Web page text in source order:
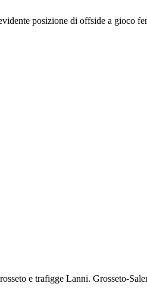
posizione di offside a gioco
e trafigge Lanni. Grosseto-